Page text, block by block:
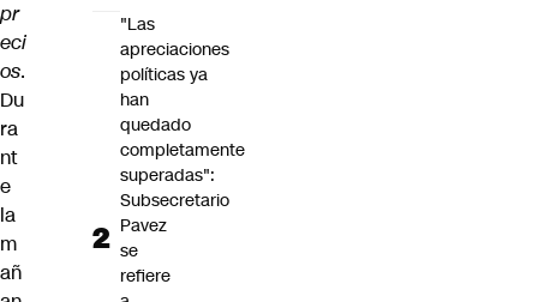
pr
eci
os.
Du
ra
nt
e
la
m
añ
"Las
apreciaciones
políticas ya
han
quedado
completamente
superadas":
Subsecretario
Pavez
se
refiere